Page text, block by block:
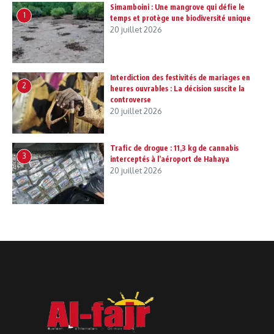
1
Simamboini : Une mangrove qui défie le
temps et protège une biodiversité unique
20 juillet 2026
2
Interdiction des festivités de mariages en
heures ouvrables : La décision suscite la
controverse
20 juillet 2026
3
Trafic de drogue : 11,3 kg de cannabis
interceptés à l’aéroport de Hahaya
20 juillet 2026